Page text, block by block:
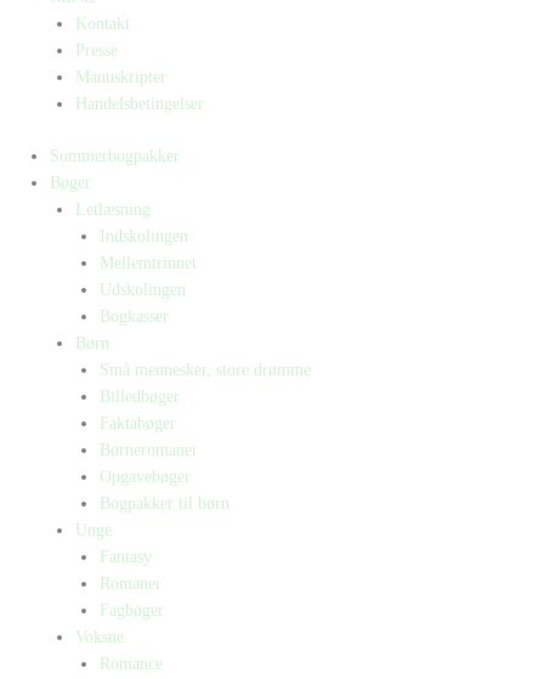
Kontakt
Presse
Manuskripter
Handelsbetingelser
Sommerbogpakker
Bøger
Letlæsning
Indskolingen
Mellemtrinnet
Udskolingen
Bogkasser
Børn
Små mennesker, store drømme
Billedbøger
Faktabøger
Børneromaner
Opgavebøger
Bogpakker til børn
Unge
Fantasy
Romaner
Fagbøger
Voksne
Romance